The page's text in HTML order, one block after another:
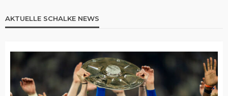
AKTUELLE SCHALKE NEWS